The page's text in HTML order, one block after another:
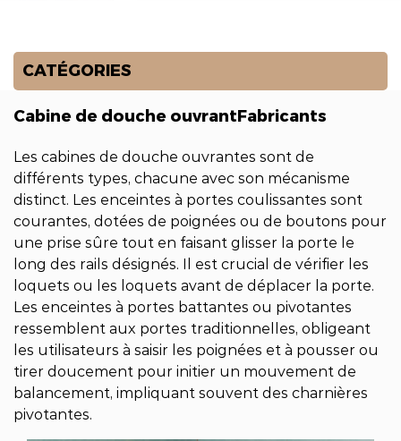
CATÉGORIES
Cabine de douche ouvrantFabricants
Les cabines de douche ouvrantes sont de
différents types, chacune avec son mécanisme
distinct. Les enceintes à portes coulissantes sont
courantes, dotées de poignées ou de boutons pour
une prise sûre tout en faisant glisser la porte le
long des rails désignés. Il est crucial de vérifier les
loquets ou les loquets avant de déplacer la porte.
Les enceintes à portes battantes ou pivotantes
ressemblent aux portes traditionnelles, obligeant
les utilisateurs à saisir les poignées et à pousser ou
tirer doucement pour initier un mouvement de
balancement, impliquant souvent des charnières
pivotantes.